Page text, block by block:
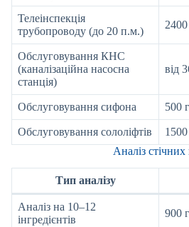
Телеінспекція
трубопроводу (до 20 п.м.)
Обслуговування КНС
(каналізаційна насосна
станція)
від
Обслуговування сифона 500
Обслуговування сололіфтів
Аналіз стічних
Тип аналізу
Аналіз на 10–12
інгредієнтів
900